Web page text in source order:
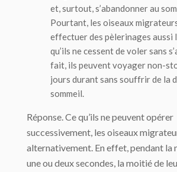
et, surtout, s’abandonner au
Pourtant, les oiseaux
effectuer des pèlerinages aussi
qu’ils ne cessent de voler sans
fait, ils peuvent voyager non-
jours durant sans souffrir de la
sommeil.
Réponse. Ce qu’ils ne peuvent opérer
successivement, les oiseaux
alternativement. En effet, pendant la
une ou deux secondes, la moitié de